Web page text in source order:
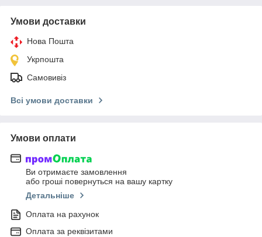
Умови доставки
Нова Пошта
Укрпошта
Самовивіз
Всі умови доставки
Умови оплати
Ви отримаєте замовлення
або гроші повернуться на вашу картку
Детальніше
Оплата на рахунок
Оплата за реквізитами